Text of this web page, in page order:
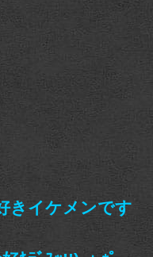
きイケメンです